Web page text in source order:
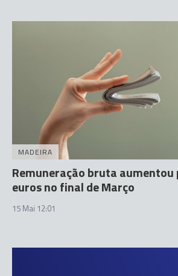
MADEIRA
Remuneração bruta aumentou
euros no final de Março
15 Mai 12:01